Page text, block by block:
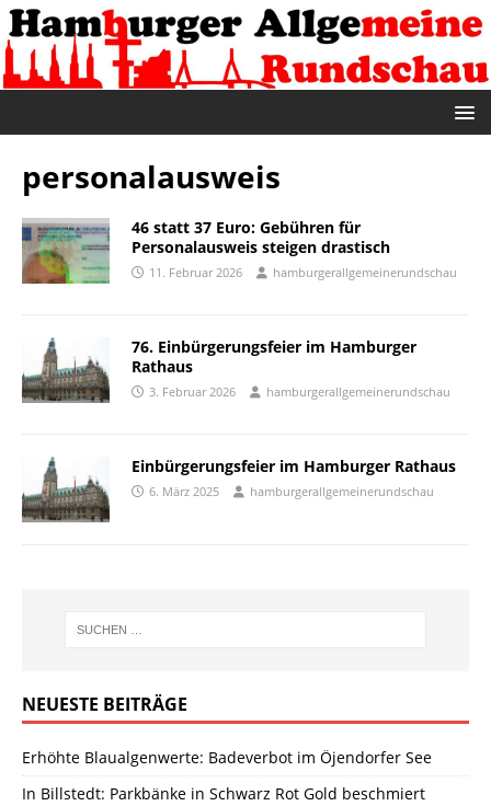
personalausweis
46 statt 37 Euro: Gebühren für
Personalausweis steigen drastisch
11. Februar 2026 hamburgerallgemeinerundschau
76. Einbürgerungsfeier im Hamburger
Rathaus
3. Februar 2026 hamburgerallgemeinerundschau
Einbürgerungsfeier im Hamburger Rathaus
6. März 2025 hamburgerallgemeinerundschau
NEUESTE BEITRÄGE
Erhöhte Blaualgenwerte: Badeverbot im Öjendorfer See
In Billstedt: Parkbänke in Schwarz Rot Gold beschmiert